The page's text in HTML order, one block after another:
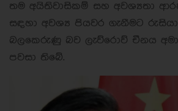
තම අයිතිවාසිකම් සහ අවශ්‍යතා
සඳහා අවශ්‍ය පියවර ගැනීමට
බලකෙරුණු බව ලැව්රොව් චීනය
පවසා තිබේ.